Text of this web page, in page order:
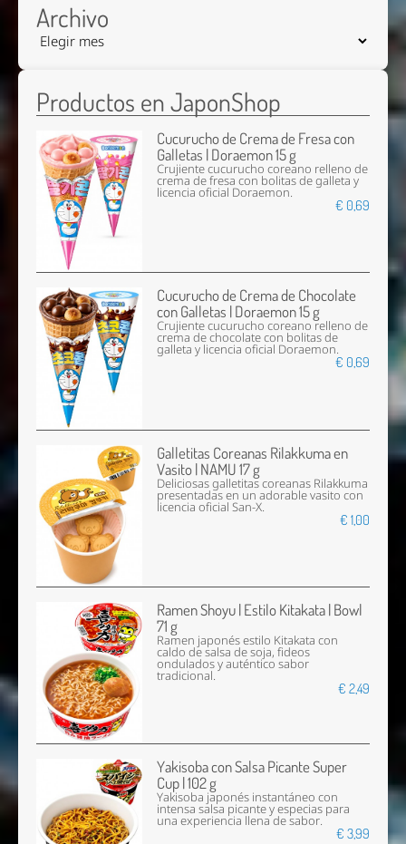
Archivo
Productos en JaponShop
Cucurucho de Crema de Fresa con
Galletas | Doraemon 15 g
Crujiente cucurucho coreano relleno de
crema de fresa con bolitas de galleta y
licencia oficial Doraemon.
€ 0,69
Cucurucho de Crema de Chocolate
con Galletas | Doraemon 15 g
Crujiente cucurucho coreano relleno de
crema de chocolate con bolitas de
galleta y licencia oficial Doraemon.
€ 0,69
Galletitas Coreanas Rilakkuma en
Vasito | NAMU 17 g
Deliciosas galletitas coreanas Rilakkuma
presentadas en un adorable vasito con
licencia oficial San-X.
€ 1,00
Ramen Shoyu | Estilo Kitakata | Bowl
71 g
Ramen japonés estilo Kitakata con
caldo de salsa de soja, fideos
ondulados y auténtico sabor
tradicional.
€ 2,49
Yakisoba con Salsa Picante Super
Cup | 102 g
Yakisoba japonés instantáneo con
intensa salsa picante y especias para
una experiencia llena de sabor.
€ 3,99